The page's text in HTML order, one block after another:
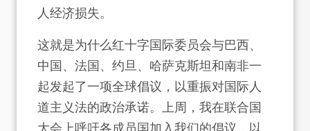
人经济损失。
这就是为什么红十字国际委员会与巴西、
中国、法国、约旦、哈萨克斯坦和南非一
起发起了一项全球倡议，以重振对国际人
道主义法的政治承诺。上周，我在联合国
大会上呼吁各成员国加入我们的倡议，以